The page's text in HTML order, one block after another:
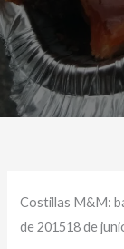
Costillas M&M:
de 201518 de